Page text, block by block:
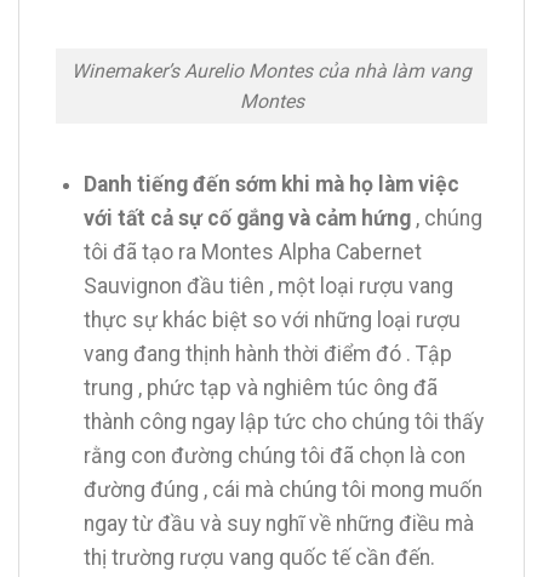
Winemaker’s Aurelio Montes của nhà làm vang
Montes
Danh tiếng đến sớm khi mà họ làm việc
với tất cả sự cố gắng và cảm hứng, chúng
tôi đã tạo ra Montes Alpha Cabernet
Sauvignon đầu tiên , một loại rượu vang
thực sự khác biệt so với những loại rượu
vang đang thịnh hành thời điểm đó . Tập
trung , phức tạp và nghiêm túc ông đã
thành công ngay lập tức cho chúng tôi thấy
rằng con đường chúng tôi đã chọn là con
đường đúng , cái mà chúng tôi mong muốn
ngay từ đầu và suy nghĩ về những điều mà
thị trường rượu vang quốc tế cần đến.